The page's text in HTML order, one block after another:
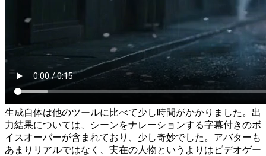
生成自体は他のツールに比べて少し時間がかかりました。出
力結果については、シーンをナレーションする字幕付きのボ
イスオーバーが含まれており、少し奇妙でした。アバターも
あまりリアルではなく、実在の人物というよりはビデオゲー